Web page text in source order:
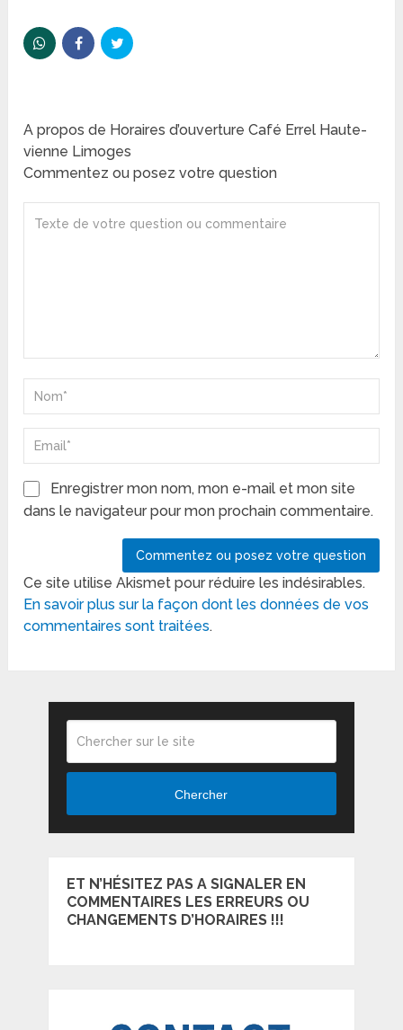
A propos de Horaires d’ouverture Café Errel Haute-
vienne Limoges
Commentez ou posez votre question
Enregistrer mon nom, mon e-mail et mon site
dans le navigateur pour mon prochain commentaire.
Ce site utilise Akismet pour réduire les indésirables.
En savoir plus sur la façon dont les données de vos
commentaires sont traitées.
Chercher
ET N’HÉSITEZ PAS A SIGNALER EN
COMMENTAIRES LES ERREURS OU
CHANGEMENTS D’HORAIRES !!!